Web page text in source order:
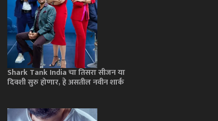
Shark Tank India चा तिसरा सीजन या
दिवशी सुरु होणार, हे असतील नवीन शार्क